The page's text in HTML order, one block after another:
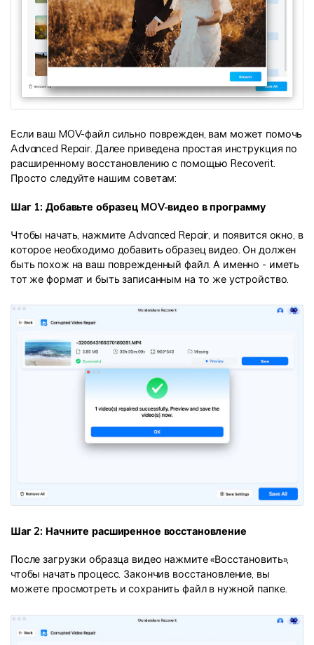
Если ваш MOV-файл сильно поврежден, вам может помочь
Advanced Repair. Далее приведена простая инструкция по
расширенному восстановлению с помощью Recoverit.
Просто следуйте нашим советам:
Шаг 1: Добавьте образец MOV-видео в программу
Чтобы начать, нажмите Advanced Repair, и появится окно, в
которое необходимо добавить образец видео. Он должен
быть похож на ваш поврежденный файл. А именно - иметь
тот же формат и быть записанным на то же устройство.
Шаг 2: Начните расширенное восстановление
После загрузки образца видео нажмите «Восстановить»,
чтобы начать процесс. Закончив восстановление, вы
можете просмотреть и сохранить файл в нужной папке.